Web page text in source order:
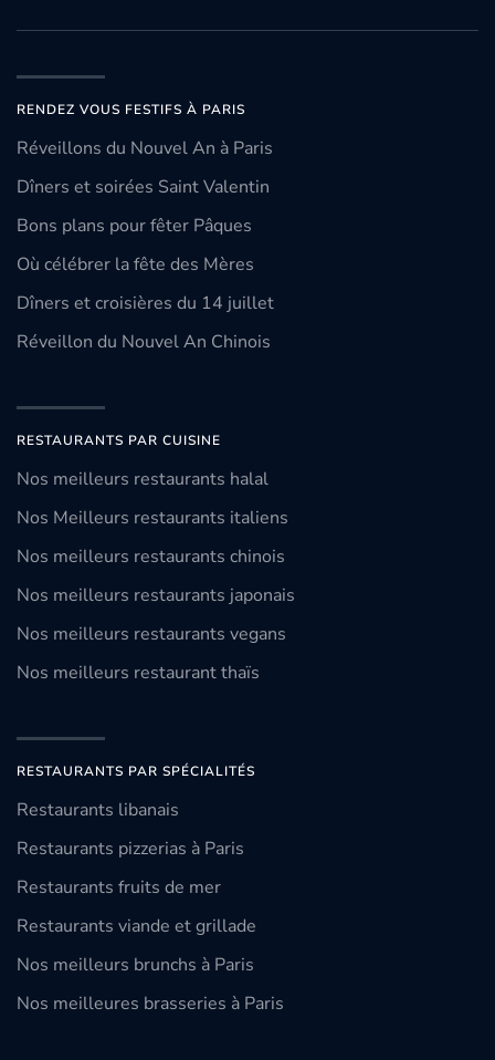
RENDEZ VOUS FESTIFS À PARIS
Réveillons du Nouvel An à Paris
Dîners et soirées Saint Valentin
Bons plans pour fêter Pâques
Où célébrer la fête des Mères
Dîners et croisières du 14 juillet
Réveillon du Nouvel An Chinois
RESTAURANTS PAR CUISINE
Nos meilleurs restaurants halal
Nos Meilleurs restaurants italiens
Nos meilleurs restaurants chinois
Nos meilleurs restaurants japonais
Nos meilleurs restaurants vegans
Nos meilleurs restaurant thaïs
RESTAURANTS PAR SPÉCIALITÉS
Restaurants libanais
Restaurants pizzerias à Paris
Restaurants fruits de mer
Restaurants viande et grillade
Nos meilleurs brunchs à Paris
Nos meilleures brasseries à Paris